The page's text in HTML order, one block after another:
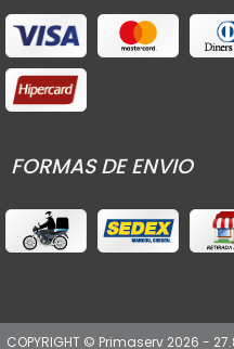
FORMAS DE ENVIO
COPYRIGHT © Primaserv 2026 -